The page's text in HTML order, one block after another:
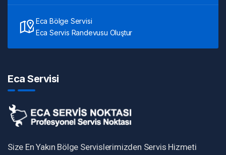
Eca Bölge Servisi
Eca Servis Randevusu Oluştur
Eca Servisi
Size En Yakın Bölge Servislerimizden Servis Hizmeti